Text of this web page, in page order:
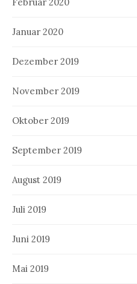
Januar 2020
Dezember 2019
November 2019
Oktober 2019
September 2019
August 2019
Juli 2019
Juni 2019
Mai 2019